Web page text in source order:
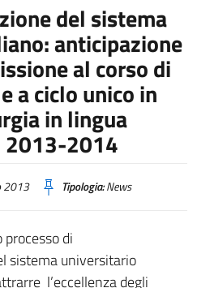
del sistema
anticipazione
al corso di
a ciclo unico in
in lingua
2013-2014
2013 Tipologia:News
di
sistema universitario
l’eccellenza degli